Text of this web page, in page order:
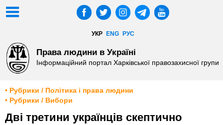
УКР ENG РУС
Права людини в Україні
Інформаційний портал Харківської правозахисної групи
• Рубрики / Політика і права людини
• Рубрики / Вибори
Дві третини українців скептично